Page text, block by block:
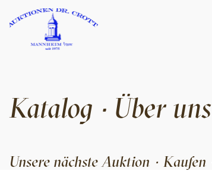
Katalog · Über uns
Unsere nächste Auktion · Kaufen